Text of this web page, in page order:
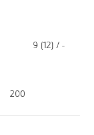
9 (12) / -
200